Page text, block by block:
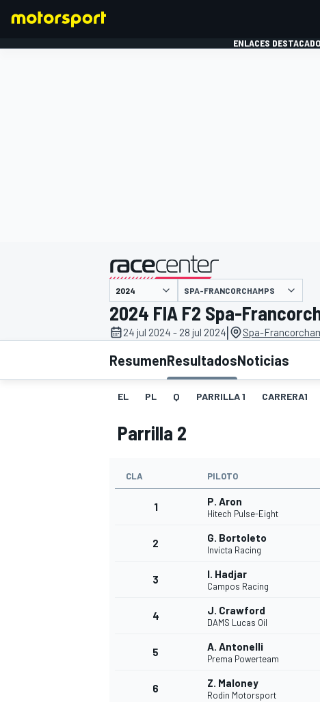
INDYCAR WRC
FÓRMULA E
ENLACES
presentado por
SPA-FRANCORCHAMPS
2024 FIA F2 Spa-
24 jul 2024 - 28 jul 2024| Spa-
ResumenResultadosNoticias
EL PL Q PARRILLA 1 CARRERA1
Parrilla 2
CLA PILOTO
1 P. Aron
Hitech Pulse-Eight
2 G. Bortoleto
Invicta Racing
3 I. Hadjar
Campos Racing
4 J. Crawford
DAMS Lucas Oil
5 A. Antonelli
Prema Powerteam
6 Z. Maloney
Rodin Motorsport